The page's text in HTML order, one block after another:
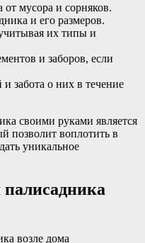
от мусора и сорняков.
и его размеров.
их типы и
и заборов, если
забота о них в течение
своими руками является
позволит воплотить в
уникальное